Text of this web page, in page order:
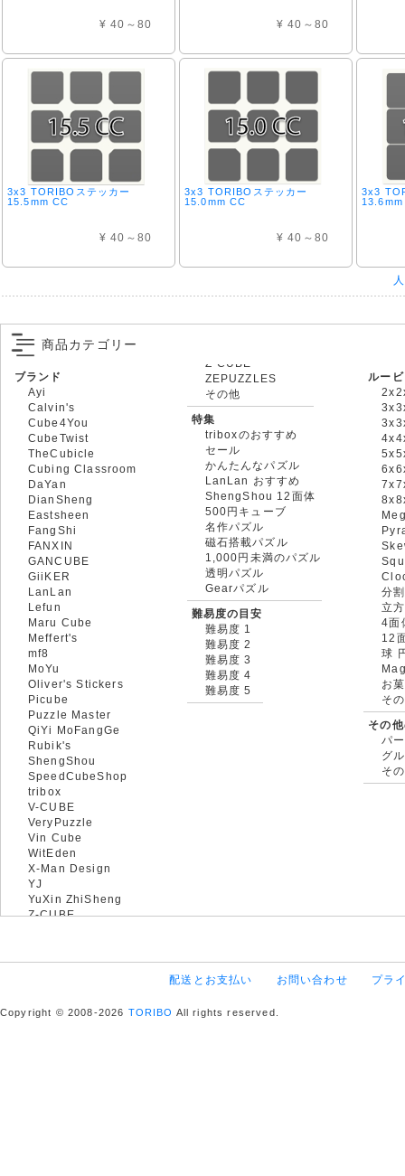
¥ 40～80 ¥ 40～80
3x3 TORIBOステッカー
15.5mm CC
¥ 40～80
3x3 TORIBOステッカー
15.0mm CC
¥ 40～80
3x3
商品カテゴリー
ブランド
Ayi
Calvin's
Cube4You
CubeTwist
TheCubicle
Cubing Classroom
DaYan
DianSheng
Eastsheen
FangShi
FANXIN
GANCUBE
GiiKER
LanLan
Lefun
Maru Cube
Meffert's
mf8
MoYu
Oliver's Stickers
Picube
Puzzle Master
QiYi MoFangGe
Rubik's
ShengShou
SpeedCubeShop
tribox
V-CUBE
VeryPuzzle
Vin Cube
WitEden
X-Man Design
YJ
YuXin ZhiSheng
Z-CUBE
ZEPUZZLES
その他
特集
triboxのおすすめ
セール
かんたんなパズル
LanLan おすすめ
ShengShou 12面体
500円キューブ
名作パズル
磁石搭載パズル
1,000円未満のパズル
透明パズル
Gearパズル
難易度の目安
難易度 1
難易度 2
難易度 3
難易度 4
難易度 5
ルー
分
立
4面
12
球
お
そ
その
パ
グ
そ
配送とお支払い お問い合わせ プラ
Copyright © 2008-2026 TORIBO All rights reserved.